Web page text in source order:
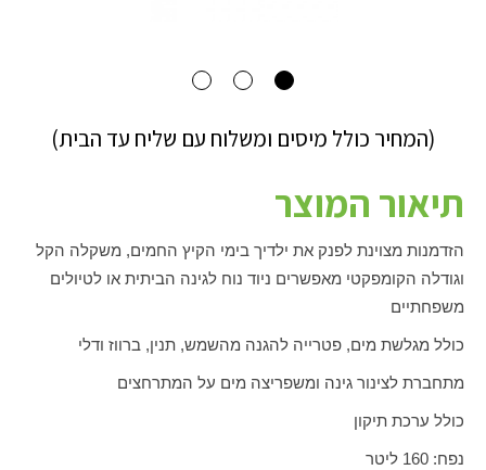
(המחיר כולל מיסים ומשלוח עם שליח עד הבית)
תיאור המוצר
הזדמנות מצוינת לפנק את ילדיך בימי הקיץ החמים, משקלה הקל
וגודלה הקומפקטי מאפשרים ניוד נוח לגינה הביתית או לטיולים
משפחתיים
כולל מגלשת מים, פטרייה להגנה מהשמש, תנין, ברווז ודלי
מתחברת לצינור גינה ומשפריצה מים על המתרחצים
כולל ערכת תיקון
נפח: 160 ליטר